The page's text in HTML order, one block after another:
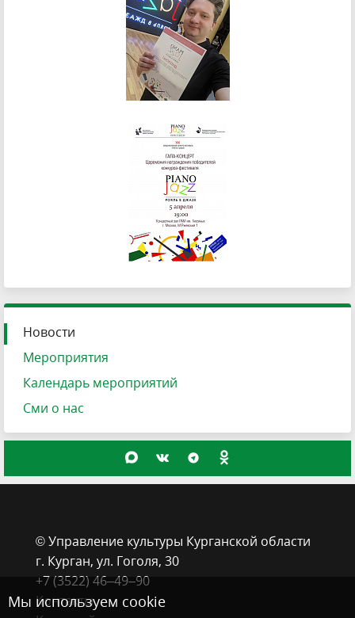
Новости
Мероприятия
Календарь мероприятий
Сми о нас
© Управление культуры Курганской области
г. Курган, ​ул. Гоголя, 30
+7 (3522) 46‒49‒90
Контакты
Мы используем cookie